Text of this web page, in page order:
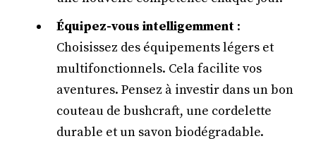
Équipez-vous intelligemment :
Choisissez des équipements légers et
multifonctionnels. Cela facilite vos
aventures. Pensez à investir dans un bon
couteau de bushcraft, une cordelette
durable et un savon biodégradable.